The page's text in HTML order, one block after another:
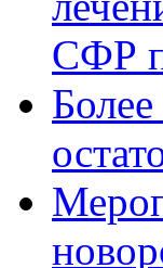
СФР